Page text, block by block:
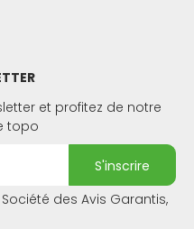
et profitez de notre
topo
s'inscrire
des Avis Garantis,